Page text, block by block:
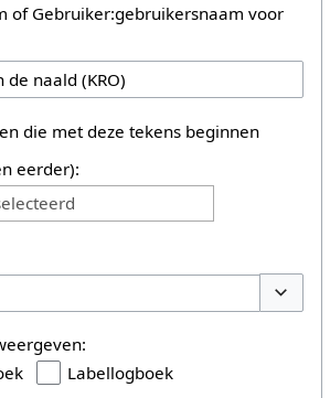
of Gebruiker:gebruikersnaam voor
die met deze tekens beginnen
eerder):
Labellogboek